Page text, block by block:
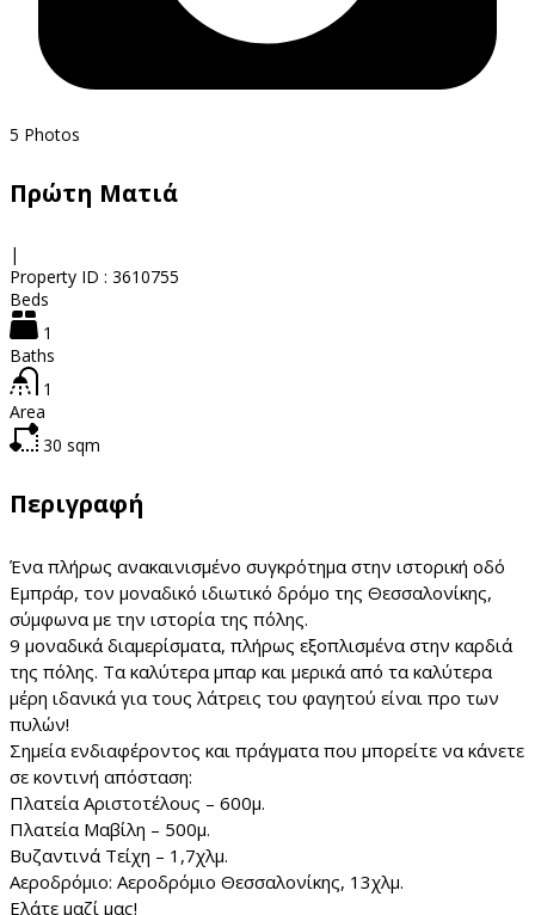
5 Photos
Πρώτη Ματιά
|
Property ID : 3610755
Beds
1
Baths
1
Area
30 sqm
Περιγραφή
Ένα πλήρως ανακαινισμένο συγκρότημα στην ιστορική οδό
Εμπράρ, τον μοναδικό ιδιωτικό δρόμο της Θεσσαλονίκης,
σύμφωνα με την ιστορία της πόλης.
9 μοναδικά διαμερίσματα, πλήρως εξοπλισμένα στην καρδιά
της πόλης. Τα καλύτερα μπαρ και μερικά από τα καλύτερα
μέρη ιδανικά για τους λάτρεις του φαγητού είναι προ των
πυλών!
Σημεία ενδιαφέροντος και πράγματα που μπορείτε να κάνετε
σε κοντινή απόσταση:
Πλατεία Αριστοτέλους – 600μ.
Πλατεία Μαβίλη – 500μ.
Βυζαντινά Τείχη – 1,7χλμ.
Αεροδρόμιο: Αεροδρόμιο Θεσσαλονίκης, 13χλμ.
Ελάτε μαζί μας!